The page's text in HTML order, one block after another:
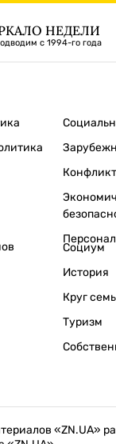
НЕДЕЛИ
с 1994-го года
Социум
История
Круг
Туризм
«ZN.UA»